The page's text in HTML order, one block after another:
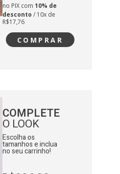
no PIX com 10% de
desconto / 10x de
R$17,76
COMPRAR
COMPLETE
O LOOK
Escolha os
tamanhos e inclua
no seu carrinho!